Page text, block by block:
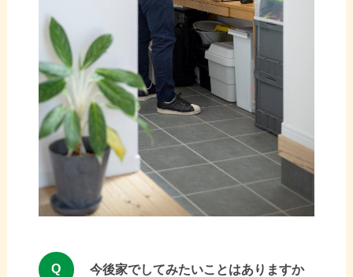
Q 今後家でしてみたいことはありますか